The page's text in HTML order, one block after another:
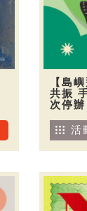
【島
共振
次停辦
活